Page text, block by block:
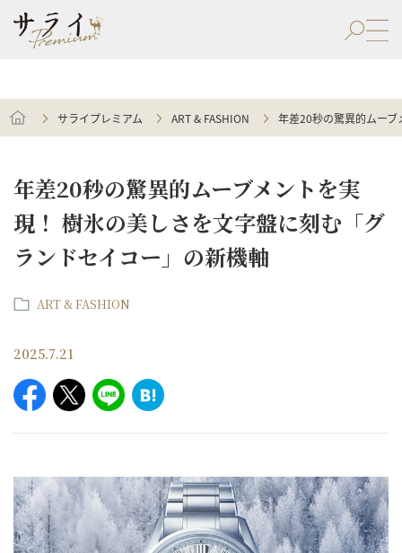
サライプレミアム ART & FASHION 年差20秒の驚異的ムー
年差20秒の驚異的ムーブメントを実
現！ 樹氷の美しさを文字盤に刻む「グ
ランドセイコー」の新機軸
ART & FASHION
2025.7.21